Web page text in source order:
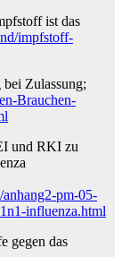
ist das
impfstoff-
Zulassung;
Brauchen-
und RKI zu
pm-05-
influenza.html
gegen das